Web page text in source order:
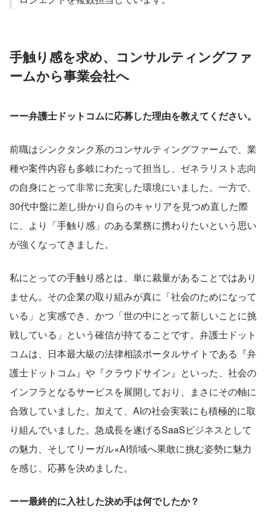
手触り感を求め、コンサルティングファ
ームから事業会社へ
ーー弁護士ドットコムに応募した理由を教えてください。
前職はシンクタンク系のコンサルティングファームで、業
種や案件内容も多岐にわたって担当し、ゼネラリスト志向
の自身にとって非常に充実した環境にいました。一方で、
30代中盤に差し掛かり自らのキャリアを見つめ直した際
に、より「手触り感」のある業務に携わりたいという思い
が強くなってきました。
私にとっての手触り感とは、単に裁量があることではあり
ません。その企業の取り組みが真に「社会のためになって
いる」と実感でき、かつ「世の中にとって新しいことに挑
戦している」という確信が持てることです。弁護士ドット
コムは、日本最大級の法律相談ポータルサイトである『弁
護士ドットコム』や『クラウドサイン』といった、社会の
インフラとなるサービスを展開しており、まさにその軸に
合致していました。加えて、AIの社会実装にも積極的に取
り組んでいました。急成長を遂げるSaaSビジネスとして
の魅力、そしてリーガル×AI領域へ果敢に挑む姿勢に魅力
を感じ、応募を決めました。
ーー最終的に入社した決め手は何でしたか？